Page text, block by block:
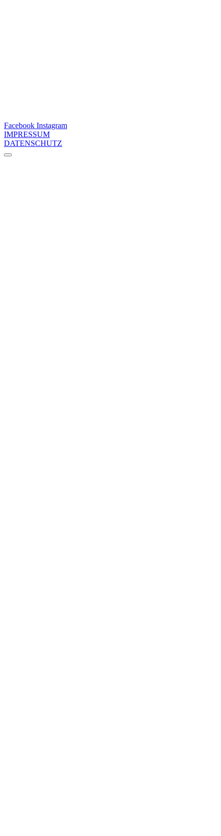
Facebook Instagram
IMPRESSUM
DATENSCHUTZ